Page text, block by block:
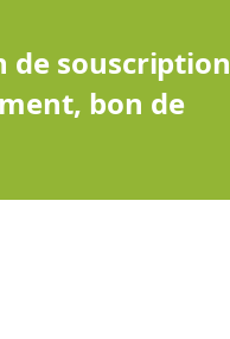
de souscription
bon de